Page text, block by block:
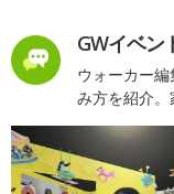
GWイベン
ウォーカー
み方を紹介。